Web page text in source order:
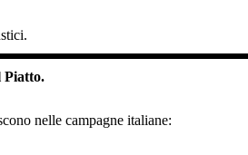
nelle campagne italiane: